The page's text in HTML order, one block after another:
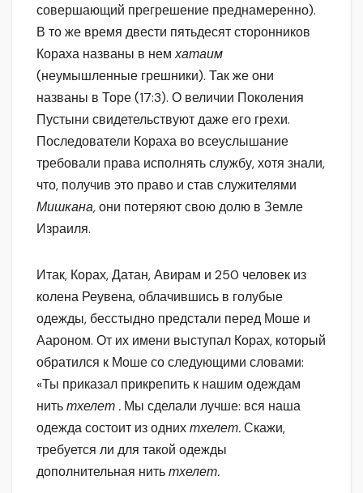
совершающий прегрешение преднамеренно).
В то же время двести пятьдесят сторонников
Кораха названы в немхатаим
(неумышленные грешники). Так же они
названы в Торе (17:3). О величии Поколения
Пустыни свидетельствуют даже его грехи.
Последователи Кораха во всеуслышание
требовали права исполнять службу, хотя знали,
что, получив это право и став служителями
Мишкана,они потеряют свою долю в Земле
Израиля.
Итак, Корах, Датан, Авирам и 250 человек из
колена Реувена, облачившись в голубые
одежды, бесстыдно предстали перед Моше и
Аароном. От их имени выступал Корах, который
обратился к Моше со следующими словами:
«Ты приказал прикрепить к нашим одеждам
нитьтхелет . Мы сделали лучше: вся наша
одежда состоит из однихтхелет.Скажи,
требуется ли для такой одежды
дополнительная нитьтхелет.